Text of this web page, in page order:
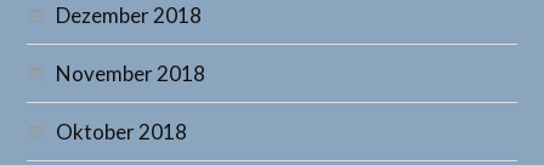
Dezember 2018
November 2018
Oktober 2018